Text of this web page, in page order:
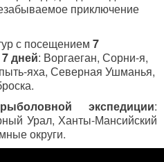
приключение
с посещением 7
дней: Воргаеган, Сорни-я,
яха, Северная Ушманья,
экспедиции:
Урал, Ханты-Мансийский
округи.